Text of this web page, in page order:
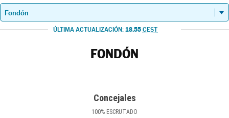
ÚLTIMA ACTUALIZACIÓN: 18.55 CEST
FONDÓN
Concejales
100% ESCRUTADO